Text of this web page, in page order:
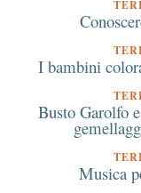
Varese per
I bambini
Busto Garolfo
Musica